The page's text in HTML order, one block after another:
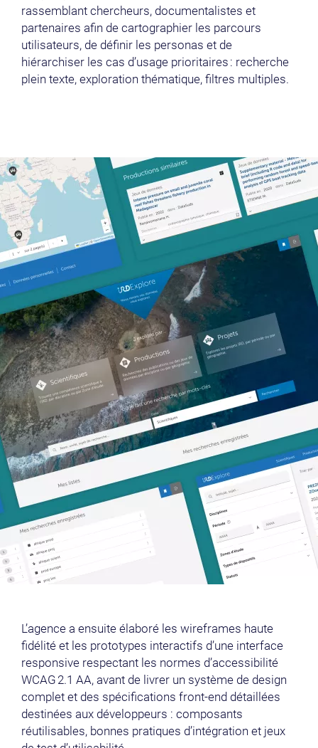
rassemblant chercheurs, documentalistes et
partenaires afin de cartographier les parcours
utilisateurs, de définir les personas et de
hiérarchiser les cas d’usage prioritaires : recherche
plein texte, exploration thématique, filtres multiples.
L’agence a ensuite élaboré les wireframes haute
fidélité et les prototypes interactifs d’une interface
responsive respectant les normes d’accessibilité
WCAG 2.1 AA, avant de livrer un système de design
complet et des spécifications front‑end détaillées
destinées aux développeurs : composants
réutilisables, bonnes pratiques d’intégration et jeux